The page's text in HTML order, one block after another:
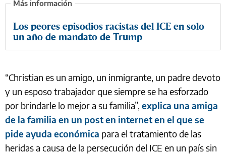
Los peores episodios racistas del ICE en solo
un año de mandato de Trump
“Christian es un amigo, un inmigrante, un padre devoto
y un esposo trabajador que siempre se ha esforzado
por brindarle lo mejor a su familia”, explica una amiga
de la familia en un post en internet en el que se
pide ayuda económica para el tratamiento de las
heridas a causa de la persecución del ICE en un país sin